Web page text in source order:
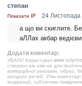
степан
Показати IP 24
а що ви скиглите.
аЛЛах акбар
Додати коментар:
УВАГА! Користувач
створені аж ніяк не для
комерційної реклами, образ,
негідних речей. Утім
модерації, суб’єктивні